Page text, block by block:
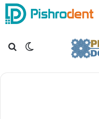
تغییر